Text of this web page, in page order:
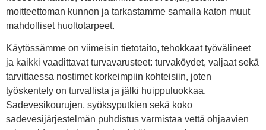
moitteettoman kunnon ja tarkastamme samalla katon muut
mahdolliset huoltotarpeet.
Käytössämme on viimeisin tietotaito, tehokkaat työvälineet
ja kaikki vaadittavat turvavarusteet: turvaköydet, valjaat sekä
tarvittaessa nostimet korkeimpiin kohteisiin, joten
työskentely on turvallista ja jälki huippuluokkaa.
Sadevesikourujen, syöksyputkien sekä koko
sadevesijärjestelmän puhdistus varmistaa vettä ohjaavien